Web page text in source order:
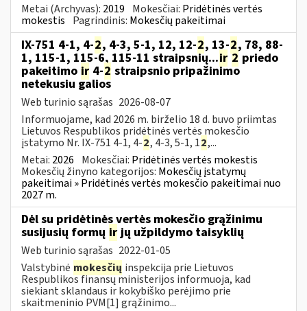
Metai (Archyvas): 2019 Mokesčiai: Pridėtinės vertės
mokestis Pagrindinis: Mokesčių pakeitimai
IX-751 4-1, 4-2, 4-3, 5-1, 12, 12-2, 13-2, 78, 88-
1, 115-1, 115-6, 115-11 straipsnių...ir 2 priedo
pakeitimo ir 4-2 straipsnio pripažinimo
netekusiu galios
Web turinio sąrašas 2026-08-07
Informuojame, kad 2026 m. birželio 18 d. buvo priimtas
Lietuvos Respublikos pridėtinės vertės mokesčio
įstatymo Nr. IX-751 4-1, 4-2, 4-3, 5-1, 12,...
Metai: 2026 Mokesčiai: Pridėtinės vertės mokestis
Mokesčių žinyno kategorijos: Mokesčių įstatymų
pakeitimai » Pridėtinės vertės mokesčio pakeitimai nuo
2027 m.
Dėl su pridėtinės vertės mokesčio grąžinimu
susijusių formų irjų užpildymo taisyklių
Web turinio sąrašas 2022-01-05
Valstybinė mokesčių inspekcija prie Lietuvos
Respublikos finansų ministerijos informuoja, kad
siekiant sklandaus ir kokybiško perėjimo prie
skaitmeninio PVM[1] grąžinimo...